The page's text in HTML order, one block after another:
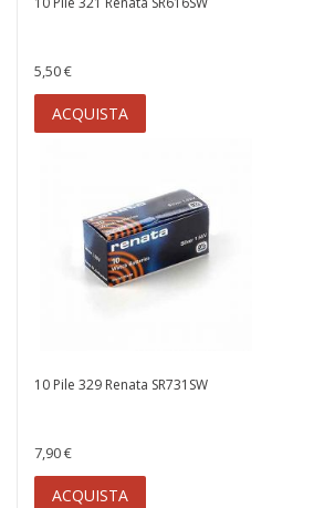
5,50 €
ACQUISTA
10 Pile 329 Renata SR731SW
7,90 €
ACQUISTA